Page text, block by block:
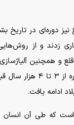
دوره‌ای در
زدند و از
و همچنین آلیاژسازی
استفاده کردند. این
که طی آن انسان